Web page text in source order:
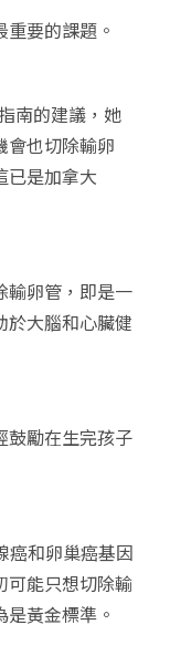
要的課題。
南的建議，她
會也切除輸卵
已是加拿大
輸卵管，即是一
於大腦和心臟健
鼓勵在生完孩子
癌和卵巢癌基因
可能只想切除輸
黃金標準。